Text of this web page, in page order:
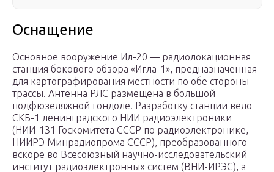
Оснащение
Основное вооружение Ил-20 — радиолокационная
станция бокового обзора «Игла-1», предназначенная
для картографирования местности по обе стороны
трассы. Антенна РЛС размещена в большой
подфюзеляжной гондоле. Разработку станции вело
СКБ-1 ленинградского НИИ радиоэлектроники
(НИИ-131 Госкомитета СССР по радиоэлектронике,
НИИРЭ Минрадиопрома СССР), преобразованного
вскоре во Всесоюзный научно-исследовательский
институт радиоэлектронных систем (ВНИ-ИРЭС), а